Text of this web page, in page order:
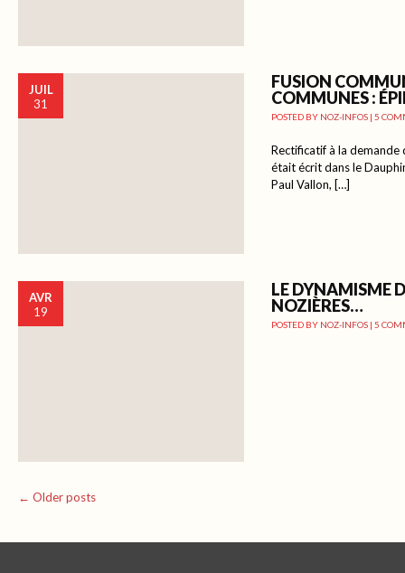
JUIL
31
FUSION
COMMUNES :
POSTED BY NOZ-INFOS | 5
Rectificatif à la demande
était écrit dans le
Paul Vallon, […]
AVR
19
LE DYNAMISME
NOZIÈRES…
POSTED BY NOZ-INFOS | 5
Post navigation
← Older posts